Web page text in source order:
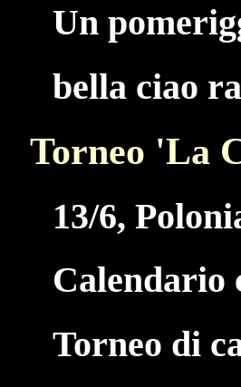
Un
bella ciao
Torneo 'La
13/6,
Calendario
Torneo di